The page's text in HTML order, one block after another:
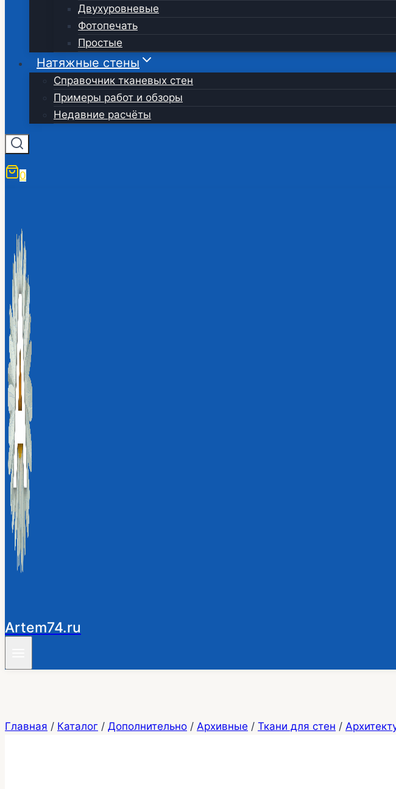
Двухуровневые
Фотопечать
Простые
Натяжные стены
Справочник тканевых стен
Примеры работ и обзоры
Недавние расчёты
0
Artem74.ru
Главная / Каталог / Дополнительно / Архивные / Ткани для стен /